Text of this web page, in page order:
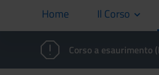
Home
current Il Corso
Corso a esaurimento